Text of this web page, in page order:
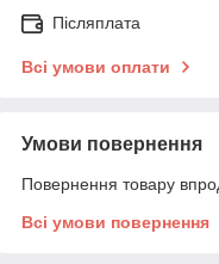
Післяплата
Всі умови оплати
Умови повернення
Повернення товару
Всі умови повернення